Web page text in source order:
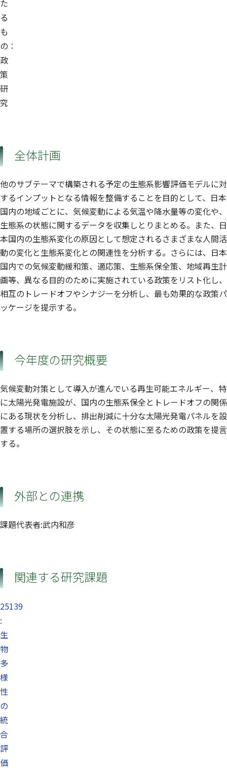
た
る
も
の：
政
策
研
究
全体計画
他のサブテーマで構築される予定の生態系影響評価モデルに対
するインプットとなる情報を整備することを目的として、日本
国内の地域ごとに、気候変動による気温や降水量等の変化や、
生態系の状態に関するデータを収集しとりまとめる。また、日
本国内の生態系変化の原因として想定されるさまざまな人間活
動の変化と生態系変化との関連性を分析する。さらには、日本
国内での気候変動緩和策、適応策、生態系保全策、地域再生計
画等、異なる目的のために実施されている政策をリスト化し、
相互のトレードオフやシナジーを分析し、最も効果的な政策パ
ッケージを提示する。
今年度の研究概要
気候変動対策として導入が進んでいる再生可能エネルギー、特
に太陽光発電施設が、国内の生態系保全とトレードオフの関係
にある現状を分析し、排出削減に十分な太陽光発電パネルを設
置する場所の選択肢を示し、その状態に至るための政策を提言
する。
外部との連携
課題代表者:武内和彦
関連する研究課題
25139
:
生
物
多
様
性
の
統
合
評
価